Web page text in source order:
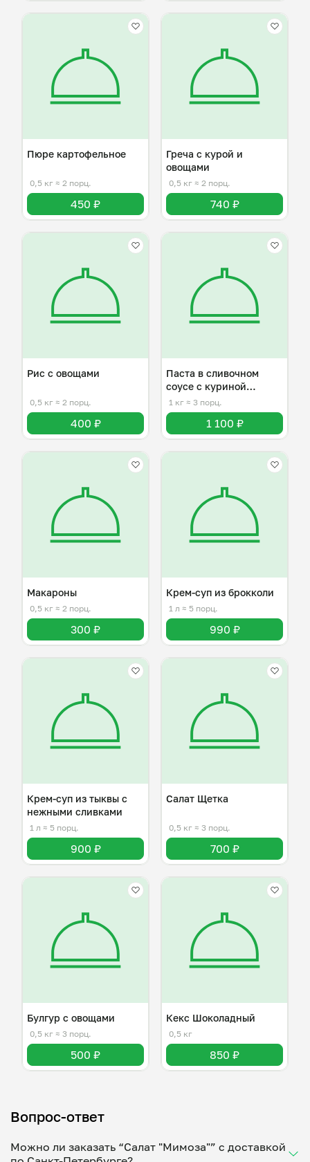
Пюре картофельное
0,5 кг ≈ 2 порц.
450 ₽
Греча с курой и
овощами
0,5 кг ≈ 2 порц.
740 ₽
Рис с овощами
0,5 кг ≈ 2 порц.
400 ₽
Паста в сливочном
соусе с куриной
грудкой
1 кг ≈ 3 порц.
1 100 ₽
Макароны
0,5 кг ≈ 2 порц.
300 ₽
Крем-суп из брокколи
1 л ≈ 5 порц.
990 ₽
Крем-суп из тыквы с
нежными сливками
1 л ≈ 5 порц.
900 ₽
Салат Щетка
0,5 кг ≈ 3 порц.
700 ₽
Булгур с овощами
0,5 кг ≈ 3 порц.
500 ₽
Кекс Шоколадный
0,5 кг
850 ₽
Вопрос-ответ
Можно ли заказать “Салат "Мимоза"” с доставкой